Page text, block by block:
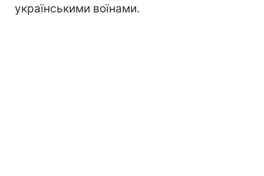
українськими воїнами.